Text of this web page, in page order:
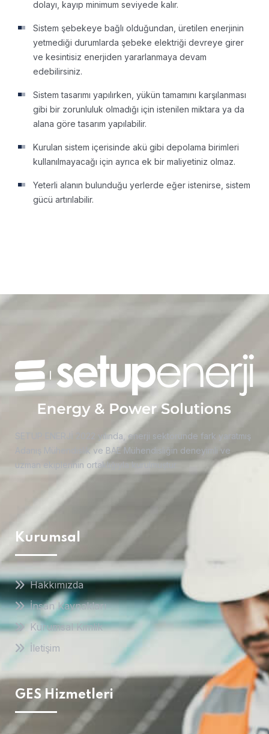
dolayı, kayıp minimum seviyede kalır.
Sistem şebekeye bağlı olduğundan, üretilen enerjinin
yetmediği durumlarda şebeke elektriği devreye girer
ve kesintisiz enerjiden yararlanmaya devam
edebilirsiniz.
Sistem tasarımı yapılırken, yükün tamamını karşılanması
gibi bir zorunluluk olmadığı için istenilen miktara ya da
alana göre tasarım yapılabilir.
Kurulan sistem içerisinde akü gibi depolama birimleri
kullanılmayacağı için ayrıca ek bir maliyetiniz olmaz.
Yeterli alanın bulunduğu yerlerde eğer istenirse, sistem
gücü artırılabilir.
SETUP ENERJİ 2022 yılında, enerji sektöründe fark yaratmış
Adanış Mühendislik ve BAE Mühendisliğin deneyimli ve
uzman ekiplerinin ortaklığıyla kurulmuştur.
Kurumsal
Hakkımızda
İnsan Kaynakları
Kurumsal Kimlik
İletişim
GES Hizmetleri